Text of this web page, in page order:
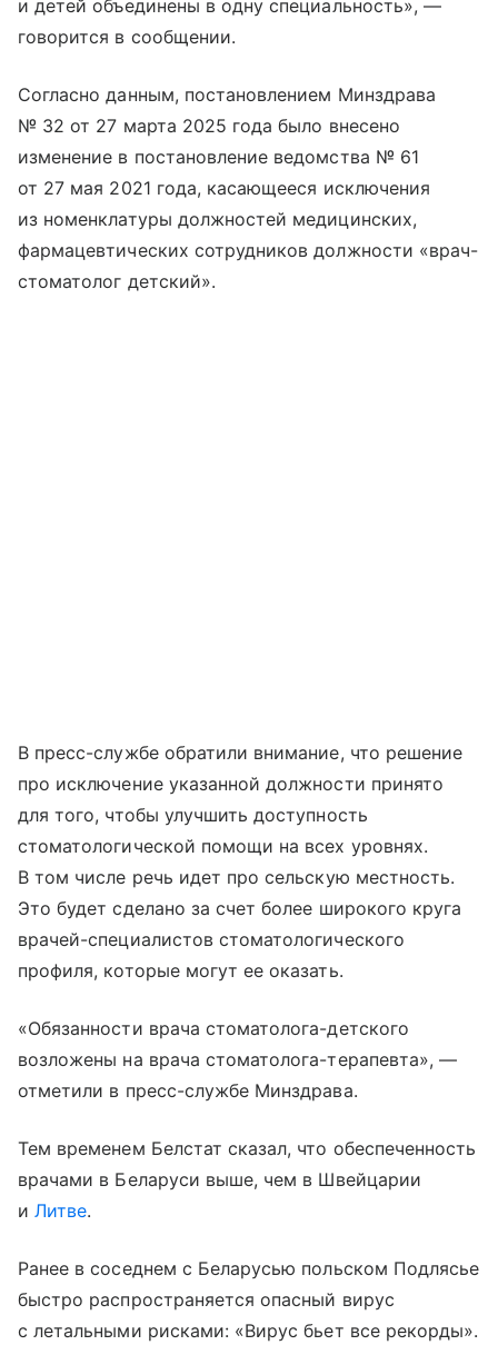
и детей объединены в одну специальность», —
говорится в сообщении.
Согласно данным, постановлением Минздрава
№ 32 от 27 марта 2025 года было внесено
изменение в постановление ведомства № 61
от 27 мая 2021 года, касающееся исключения
из номенклатуры должностей медицинских,
фармацевтических сотрудников должности «врач-
стоматолог детский».
В пресс-службе обратили внимание, что решение
про исключение указанной должности принято
для того, чтобы улучшить доступность
стоматологической помощи на всех уровнях.
В том числе речь идет про сельскую местность.
Это будет сделано за счет более широкого круга
врачей-специалистов стоматологического
профиля, которые могут ее оказать.
«Обязанности врача стоматолога-детского
возложены на врача стоматолога-терапевта», —
отметили в пресс-службе Минздрава.
Тем временем Белстат сказал, что обеспеченность
врачами в Беларуси выше, чем в Швейцарии
иЛитве.
Ранее в соседнем с Беларусью польском Подлясье
быстро распространяется опасный вирус
с летальными рисками: «Вирус бьет все рекорды».